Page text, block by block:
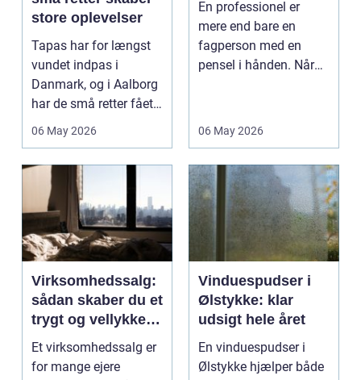
store oplevelser
Tapas har for længst
vundet indpas i
Danmark, og i Aalborg
har de små retter fået
deres helt eget li...
06 May 2026
En professionel er
mere end bare en
fagperson med en
pensel i hånden. Når
06 May 2026
Virksomhedssalg:
sådan skaber du et
trygt og vellykket
salg
Et virksomhedssalg er
for mange ejere
Vinduespudser i
Ølstykke: klar
udsigt hele året
En vinduespudser i
Ølstykke hjælper både